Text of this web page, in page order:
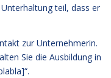
teil, dass er
zur Unternehmerin.
Sie die Ausbildung in